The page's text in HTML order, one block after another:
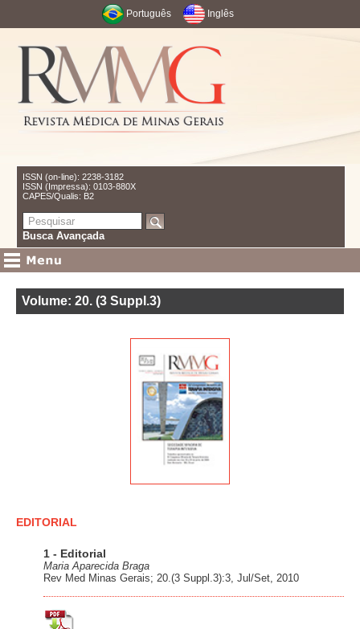
Português Inglês
ISSN (on-line): 2238-3182
ISSN (Impressa): 0103-880X
CAPES/Qualis: B2
Busca Avançada
Volume: 20. (3 Suppl.3)
EDITORIAL
1 - Editorial
Maria Aparecida Braga
Rev Med Minas Gerais; 20.(3 Suppl.3):3, Jul/Set, 2010